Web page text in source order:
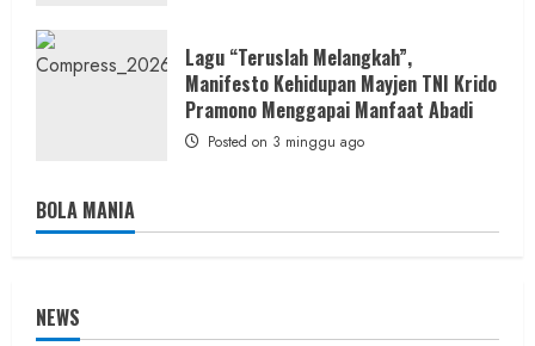
Lagu “Teruslah Melangkah”,
Manifesto Kehidupan Mayjen TNI Krido
Pramono Menggapai Manfaat Abadi
Posted on 3 minggu ago
BOLA MANIA
NEWS